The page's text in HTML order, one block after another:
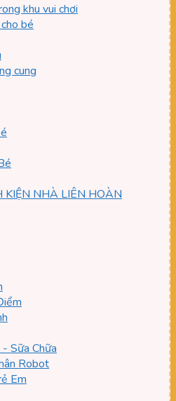
khu vui chơi
bé
cung
KIỆN NHÀ LIÊN HOÀN
Sữa Chữa
Robot
Em